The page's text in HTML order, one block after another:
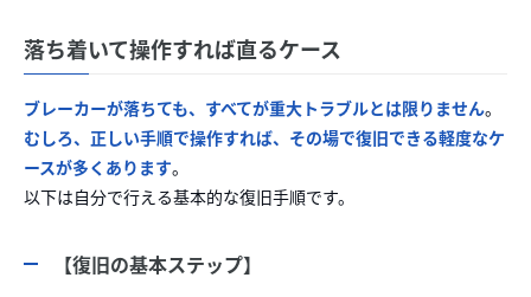
落ち着いて操作すれば直るケース
ブレーカーが落ちても、すべてが重大トラブルとは限りません。
むしろ、正しい手順で操作すれば、その場で復旧できる軽度なケ
ースが多くあります。
以下は自分で行える基本的な復旧手順です。
【復旧の基本ステップ】